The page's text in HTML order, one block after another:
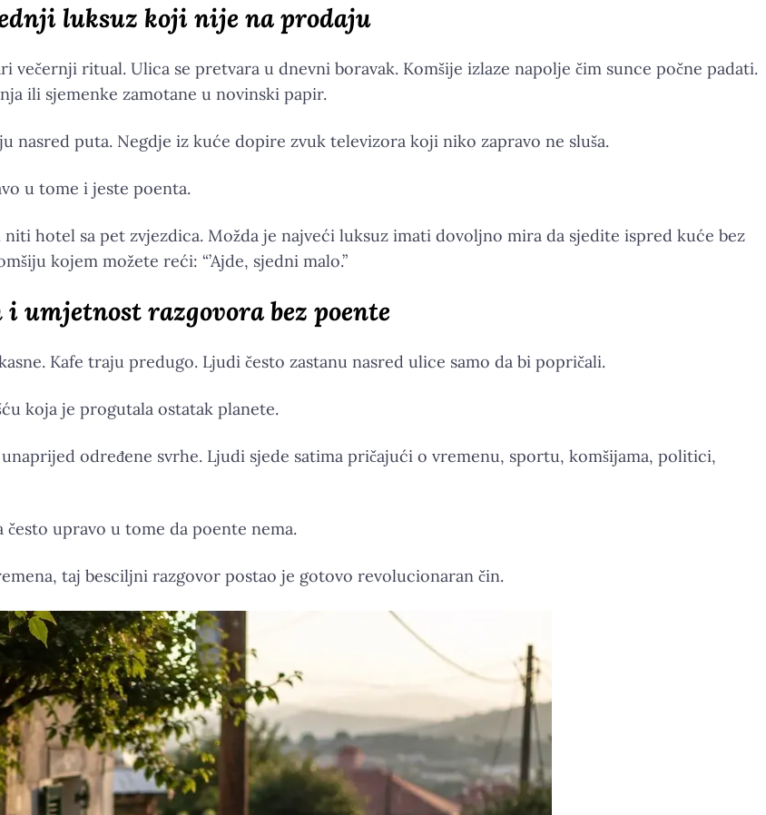
luksuz koji nije na prodaju
večernji ritual. Ulica se pretvara u dnevni boravak. Komšije izlaze napolje čim sunce počne padati.
ili sjemenke zamotane u novinski papir.
nasred puta. Negdje iz kuće dopire zvuk televizora koji niko zapravo ne sluša.
u tome i jeste poenta.
hotel sa pet zvjezdica. Možda je najveći luksuz imati dovoljno mira da sjedite ispred kuće bez
kojem možete reći: “’Ajde, sjedni malo.”
i umjetnost razgovora bez poente
Kafe traju predugo. Ljudi često zastanu nasred ulice samo da bi popričali.
koja je progutala ostatak planete.
određene svrhe. Ljudi sjede satima pričajući o vremenu, sportu, komšijama, politici,
često upravo u tome da poente nema.
taj besciljni razgovor postao je gotovo revolucionaran čin.